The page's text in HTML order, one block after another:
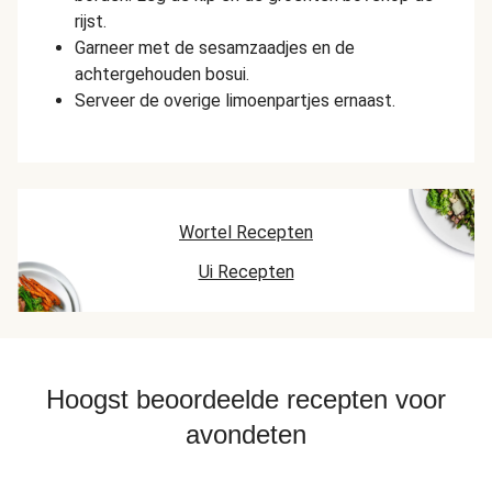
rijst.
Garneer met de sesamzaadjes en de
achtergehouden bosui.
Serveer de overige limoenpartjes ernaast.
Wortel Recepten
Ui Recepten
Hoogst beoordeelde recepten voor
avondeten